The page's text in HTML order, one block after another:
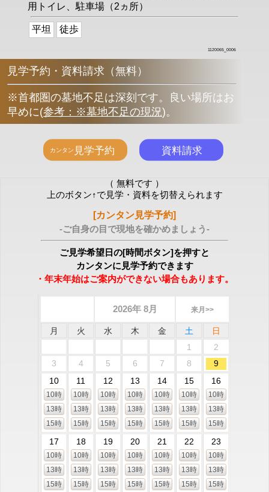
用トイレ、駐車場（2ヵ所）
平坦 徒歩
1120065_0006
見学予約・資料請求（無料）
※首都圏の墓地不足は深刻です。良い場所はお
早めに(参考：※墓地不足の現況)。
（ 無料です ）
上のボタン↑で見学・資料を切替えられます
[カンタン見学予約]
-ご自身の目で現地を確かめましょう-
ご見学希望日の[時間ボタン]を押すと
カンタンに見学予約できます
・年末年始はご案内ができない場合もあります。
2026年 8月 来月>>
月 火 水 木 金 土
日
1
2
3
4 5 6 7 8
9
10
10時
13時
15時
11
10時
13時
15時
12
10時
13時
15時
13
10時
13時
15時
14
10時
13時
15時
15
10時
13時
15時
16
10時
13時
15時
17
10時
13時
15時
18
10時
13時
15時
19
10時
13時
15時
20
10時
13時
15時
21
10時
13時
15時
22
10時
13時
15時
23
10時
13時
15時